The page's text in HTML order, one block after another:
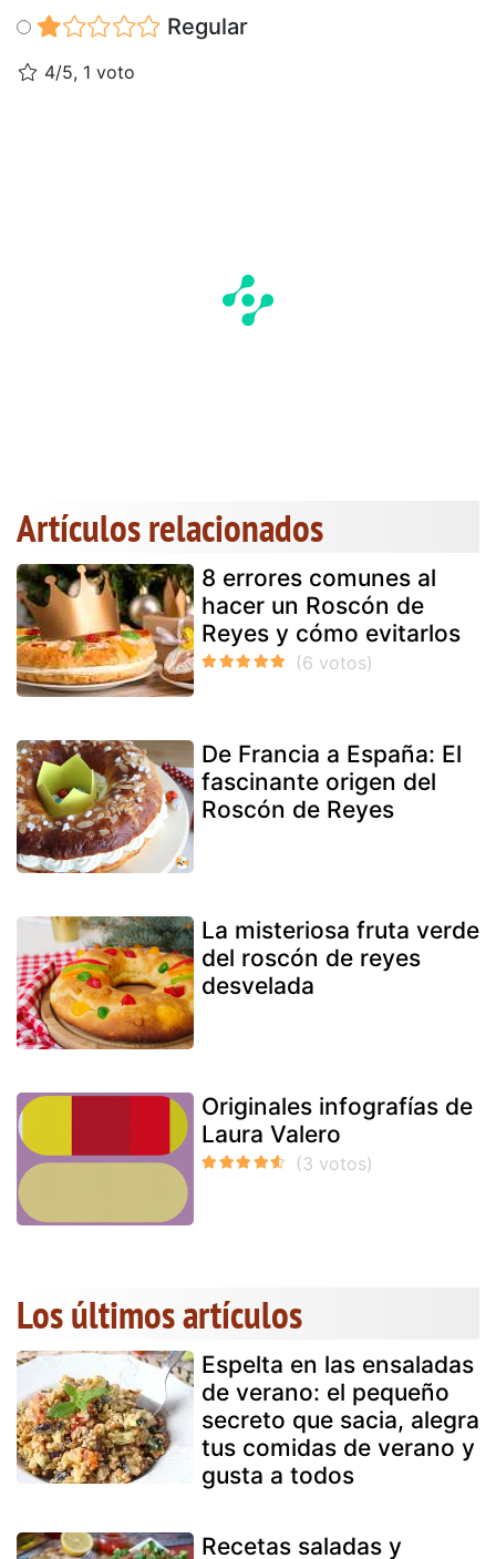
Regular
4/5, 1 voto
Artículos relacionados
8 errores comunes al
hacer un Roscón de
Reyes y cómo evitarlos
De Francia a España: El
fascinante origen del
Roscón de Reyes
La misteriosa fruta verde
del roscón de reyes
desvelada
Originales infografías de
Laura Valero
Los últimos artículos
Espelta en las ensaladas
de verano: el pequeño
secreto que sacia, alegra
tus comidas de verano y
gusta a todos
Recetas saladas y